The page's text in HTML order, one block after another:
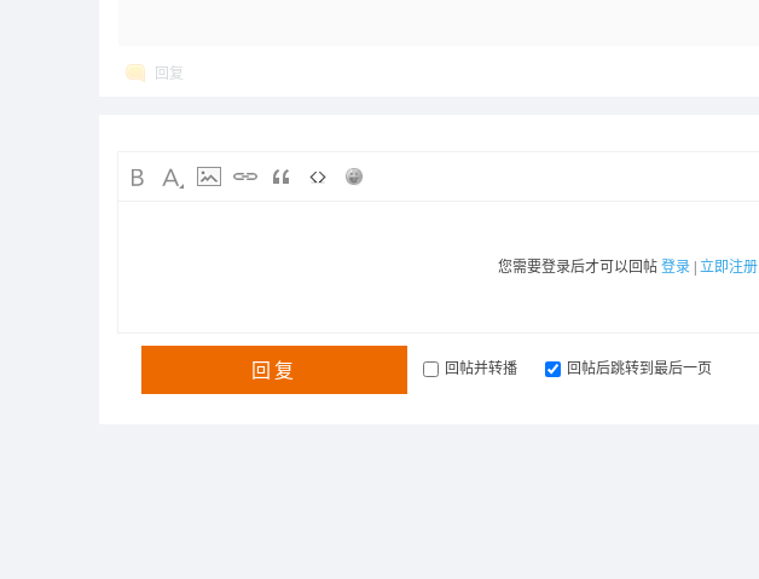
回复
您需要登录后才可以回帖 登录 立即注册
回复 回帖并转播 回帖后跳转到最后一页